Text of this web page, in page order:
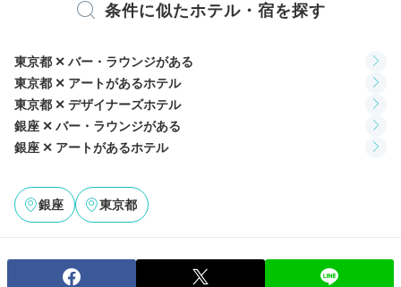
「アロフトスイート」には落ち着いた雰囲気のバスルー
ムが付いています。広めの浴槽が嬉しいポイント。ゆっ
たりとお湯に浸かれますよ。
lucahayase
感動（笑）。香りも良く幸せな気分でした。浴槽が大き
くてのんびりできました。
+2
条件に似たホテル・宿を探す
東京都 ✕ バー・ラウンジがある
東京都 ✕ アートがあるホテル
東京都 ✕ デザイナーズホテル
銀座 ✕ バー・ラウンジがある
銀座 ✕ アートがあるホテル
銀座 東京都